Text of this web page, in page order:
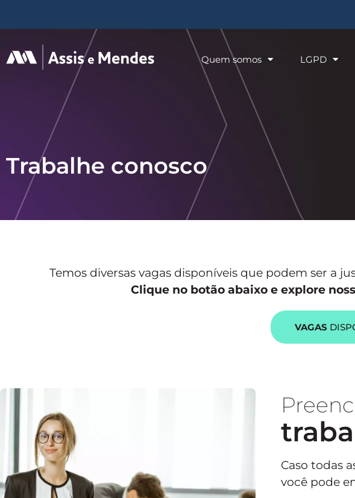
Quem somos LGPD
Trabalhe conosco
Temos diversas vagas disponíveis que podem ser a
Clique no botão abaixo e explore
VAGAS
Caso todas
você pode